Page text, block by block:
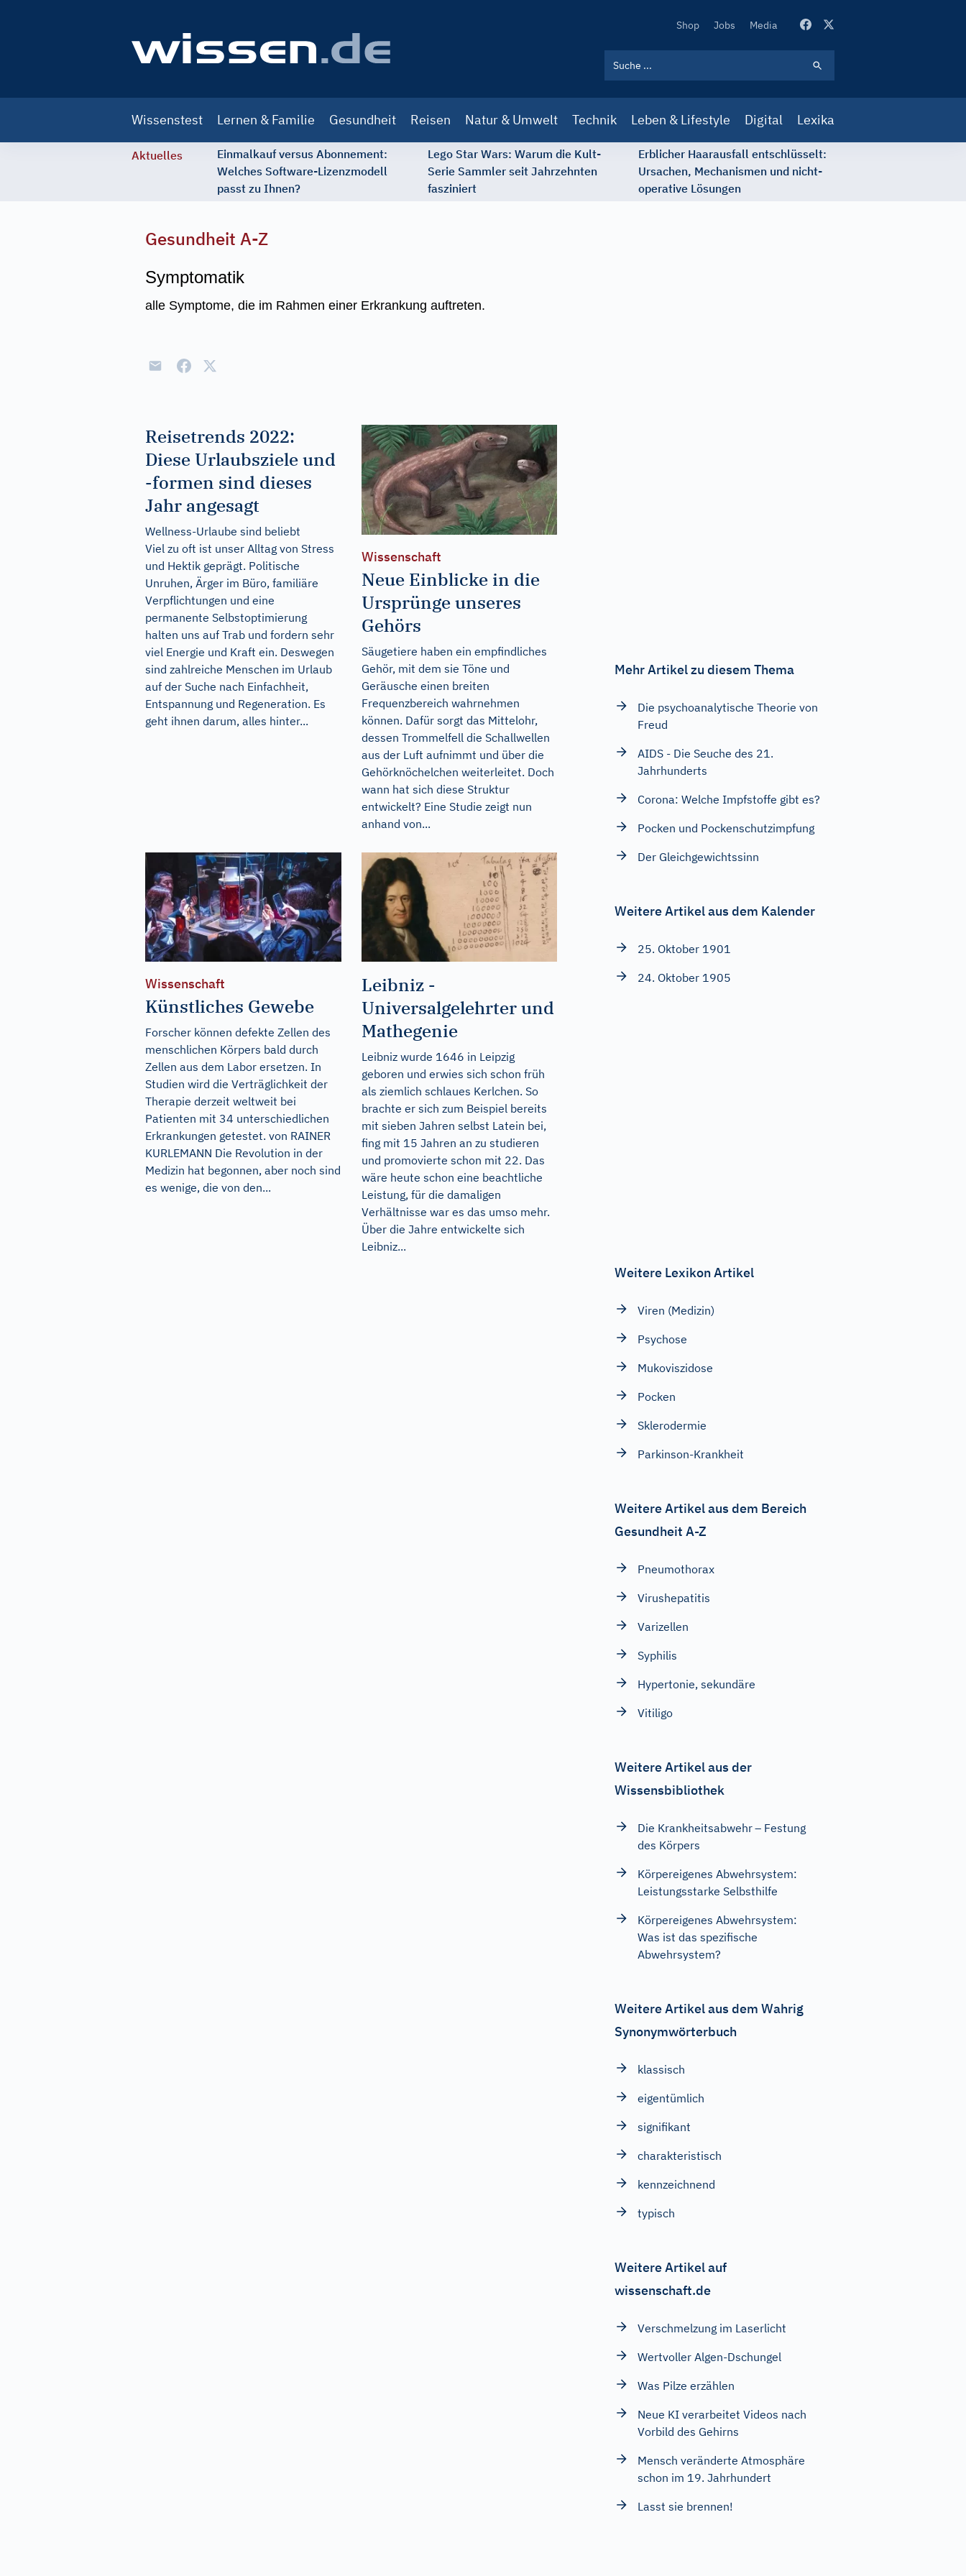
Secondary
Shop Jobs Media
navigation
Wissenstest Lernen & Familie Gesundheit Reisen Natur & Umwelt Technik Leben & Lifestyle Digital Lexika
Aktuelles
Einmalkauf versus Abonnement:
Welches Software-Lizenzmodell
passt zu Ihnen?
Lego Star Wars: Warum die Kult-
Serie Sammler seit Jahrzehnten
fasziniert
Erblicher Haarausfall entschlüsselt:
Ursachen, Mechanismen und nicht-
operative Lösungen
Gesundheit A-Z
Symptomatik
alle Symptome, die im Rahmen einer Erkrankung auftreten.
Reisetrends 2022:
Diese Urlaubsziele und
-formen sind dieses
Jahr angesagt
Wellness-Urlaube sind beliebt
Viel zu oft ist unser Alltag von Stress
und Hektik geprägt. Politische
Unruhen, Ärger im Büro, familiäre
Verpflichtungen und eine
permanente Selbstoptimierung
halten uns auf Trab und fordern sehr
viel Energie und Kraft ein. Deswegen
sind zahlreiche Menschen im Urlaub
auf der Suche nach Einfachheit,
Entspannung und Regeneration. Es
geht ihnen darum, alles hinter...
Wissenschaft
Neue Einblicke in die
Ursprünge unseres
Gehörs
Säugetiere haben ein empfindliches
Gehör, mit dem sie Töne und
Geräusche einen breiten
Frequenzbereich wahrnehmen
können. Dafür sorgt das Mittelohr,
dessen Trommelfell die Schallwellen
aus der Luft aufnimmt und über die
Gehörknöchelchen weiterleitet. Doch
wann hat sich diese Struktur
entwickelt? Eine Studie zeigt nun
anhand von...
Wissenschaft
Künstliches Gewebe
Forscher können defekte Zellen des
menschlichen Körpers bald durch
Zellen aus dem Labor ersetzen. In
Studien wird die Verträglichkeit der
Therapie derzeit weltweit bei
Patienten mit 34 unterschiedlichen
Erkrankungen getestet. von RAINER
KURLEMANN Die Revolution in der
Medizin hat begonnen, aber noch sind
es wenige, die von den...
Leibniz -
Universalgelehrter und
Mathegenie
Leibniz wurde 1646 in Leipzig
geboren und erwies sich schon früh
als ziemlich schlaues Kerlchen. So
brachte er sich zum Beispiel bereits
mit sieben Jahren selbst Latein bei,
fing mit 15 Jahren an zu studieren
und promovierte schon mit 22. Das
wäre heute schon eine beachtliche
Leistung, für die damaligen
Verhältnisse war es das umso mehr.
Über die Jahre entwickelte sich
Leibniz...
Mehr Artikel zu diesem Thema
Die psychoanalytische Theorie von
Freud
AIDS - Die Seuche des 21.
Jahrhunderts
Corona: Welche Impfstoffe gibt es?
Pocken und Pockenschutzimpfung
Der Gleichgewichtssinn
Weitere Artikel aus dem Kalender
25. Oktober 1901
24. Oktober 1905
Weitere Lexikon Artikel
Viren (Medizin)
Psychose
Mukoviszidose
Pocken
Sklerodermie
Parkinson-Krankheit
Weitere Artikel aus dem Bereich
Gesundheit A-Z
Pneumothorax
Virushepatitis
Varizellen
Syphilis
Hypertonie, sekundäre
Vitiligo
Weitere Artikel aus der
Wissensbibliothek
Die Krankheitsabwehr – Festung
des Körpers
Körpereigenes Abwehrsystem:
Leistungsstarke Selbsthilfe
Körpereigenes Abwehrsystem:
Was ist das spezifische
Abwehrsystem?
Weitere Artikel aus dem Wahrig
Synonymwörterbuch
klassisch
eigentümlich
signifikant
charakteristisch
kennzeichnend
typisch
Weitere Artikel auf
wissenschaft.de
Verschmelzung im Laserlicht
Wertvoller Algen-Dschungel
Was Pilze erzählen
Neue KI verarbeitet Videos nach
Vorbild des Gehirns
Mensch veränderte Atmosphäre
schon im 19. Jahrhundert
Lasst sie brennen!